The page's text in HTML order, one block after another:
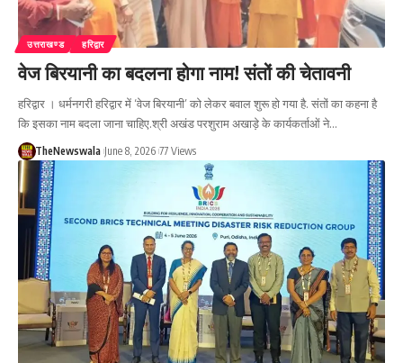
उत्तराखण्ड हरिद्वार
वेज बिरयानी का बदलना होगा नाम! संतों की चेतावनी
हरिद्वार । धर्मनगरी हरिद्वार में ‘वेज बिरयानी’ को लेकर बवाल शुरू हो गया है. संतों का कहना है
कि इसका नाम बदला जाना चाहिए.श्री अखंड परशुराम अखाड़े के कार्यकर्ताओं ने…
TheNewswala June 8, 2026 77 Views